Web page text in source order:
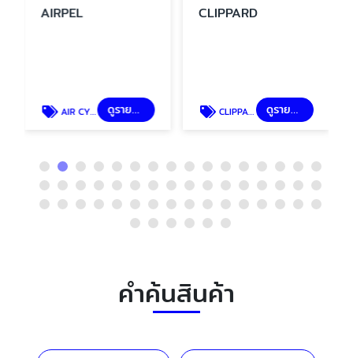
AIRPEL
AIR CYLINDER ดูรายละเอียด
CLIPPARD
CLIPPARD MINIMATIC CYLINDER ดูรายละเอียด
คำค้นสินค้า